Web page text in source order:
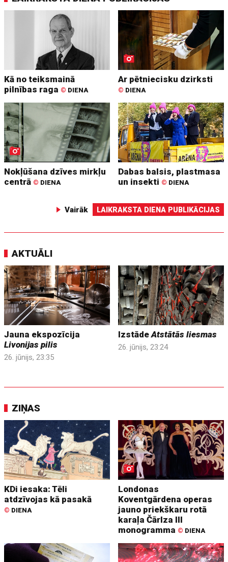
Kā no teiksmainā
pilnības raga © DIENA
Ar pētniecisku dzirksti
© DIENA
Nokļūšana dzīves mirkļu
centrā © DIENA
Dabas balsis, plastmasa
un insekti © DIENA
Vairāk LAIKRAKSTA DIENA PUBLIKĀCIJAS
AKTUĀLI
Jauna ekspozīcija
Livonijas pilis
26. jūnijs, 23:35
IzstādeAtstātās liesmas
26. jūnijs, 23:24
ZIŅAS
KDi iesaka: Tēli
atdzīvojas kā pasakā
© DIENA
Londonas
Koventgārdena operas
jauno priekškaru rotā
karaļa Čārlza III
monogramma © DIENA